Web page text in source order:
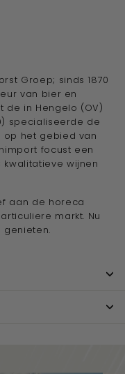
Groep; sinds 1870
van bier en
de in Hengelo (OV)
specialiseerde de
op het gebied van
focust een
wijnen
aan de horeca
markt. Nu
genieten.